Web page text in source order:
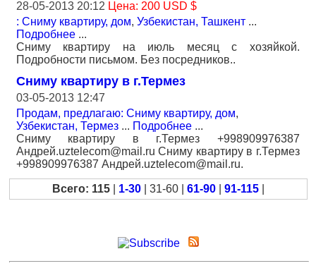
28-05-2013 20:12 Цена: 200 USD $
: Сниму квартиру, дом, Узбекистан, Ташкент ...
Подробнее ...
Сниму квартиру на июль месяц с хозяйкой.
Подробности письмом. Без посредников..
Сниму квартиру в г.Термез
03-05-2013 12:47
Продам, предлагаю: Сниму квартиру, дом,
Узбекистан, Термез ... Подробнее ...
Сниму квартиру в г.Термез +998909976387
Андрей.uztelecom@mail.ru Сниму квартиру в г.Термез
+998909976387 Андрей.uztelecom@mail.ru.
Всего: 115 1-30 | 31-60 | 61-90 91-115